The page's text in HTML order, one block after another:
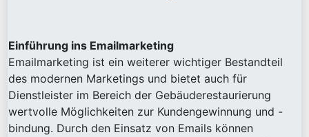
Einführung ins Emailmarketing
Emailmarketing ist ein weiterer wichtiger Bestandteil
des modernen Marketings und bietet auch für
Dienstleister im Bereich der Gebäuderestaurierung
wertvolle Möglichkeiten zur Kundengewinnung und -
bindung. Durch den Einsatz von Emails können